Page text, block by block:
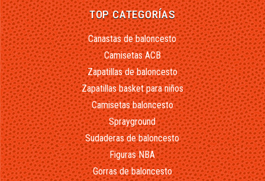
TOP CATEGORÍAS
Canastas de baloncesto
Camisetas ACB
Zapatillas de baloncesto
Zapatillas basket para niños
Camisetas baloncesto
Sprayground
Sudaderas de baloncesto
Figuras NBA
Gorras de baloncesto